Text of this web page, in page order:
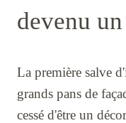
devenu
La première salve
grands pans de
cessé d'être un